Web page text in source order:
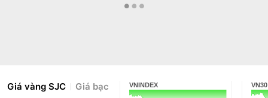
Giá vàng SJC Giá bạc VNINDEX VN30